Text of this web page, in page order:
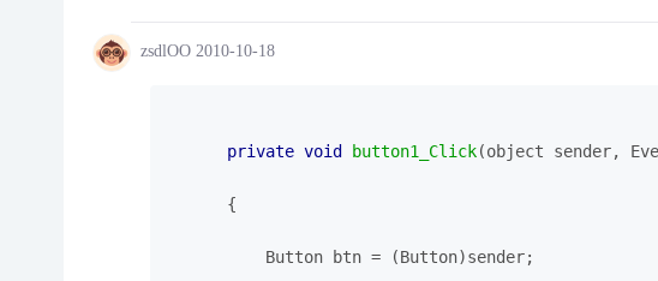
zsdlOO 2010-10-18
private void button1_Click(object sender,
{
            Button btn = (Button)sender;